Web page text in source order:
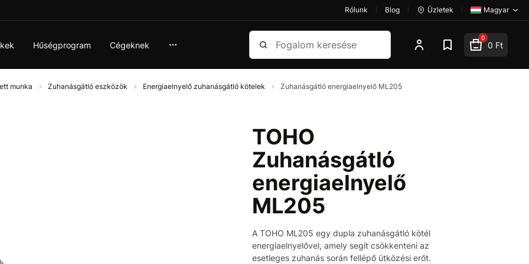
Rólunk Blog Üzletek Magyar
Hűségprogram Cégeknek
Keresés 0
0 Ft
munka Zuhanásgátló eszközök Energiaelnyelő zuhanásgátló kötelek Zuhanásgátló energiaelnyelő ML205
TOHO
Zuhanásgátló
energiaelnyelő
ML205
A TOHO ML205 egy dupla zuhanásgátló kötél
energiaelnyelővel, amely segít csökkenteni az
esetleges zuhanás során fellépő ütközési erőt.